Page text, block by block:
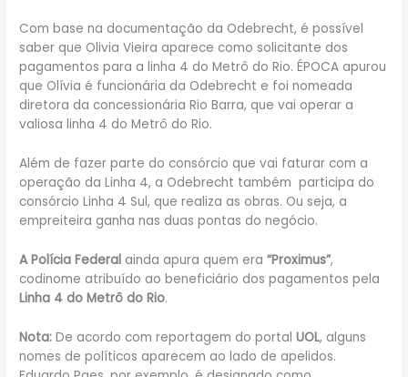
Com base na documentação da Odebrecht, é possível
saber que Olivia Vieira aparece como solicitante dos
pagamentos para a linha 4 do Metrô do Rio. ÉPOCA apurou
que Olívia é funcionária da Odebrecht e foi nomeada
diretora da concessionária Rio Barra, que vai operar a
valiosa linha 4 do Metrô do Rio.
Além de fazer parte do consórcio que vai faturar com a
operação da Linha 4, a Odebrecht também participa do
consórcio Linha 4 Sul, que realiza as obras. Ou seja, a
empreiteira ganha nas duas pontas do negócio.
A Polícia Federal ainda apura quem era“Proximus”,
codinome atribuído ao beneficiário dos pagamentos pela
Linha 4 do Metrô do Rio.
Nota: De acordo com reportagem do portalUOL, alguns
nomes de políticos aparecem ao lado de apelidos.